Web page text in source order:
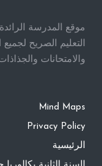
موقع المدرسة
التعليم الصريح
والامتحانات
Mind Maps
Privacy Policy
الرئيسية